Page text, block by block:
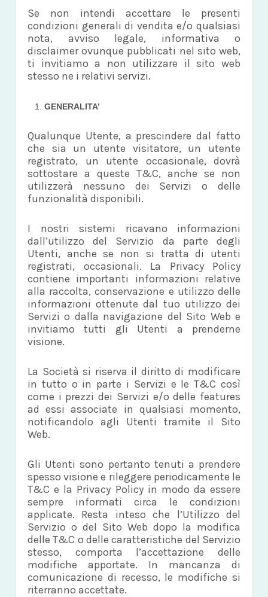
Se non intendi accettare le presenti
condizioni generali di vendita e/o qualsiasi
nota, avviso legale, informativa o
disclaimer ovunque pubblicati nel sito web,
ti invitiamo a non utilizzare il sito web
stesso ne i relativi servizi.
GENERALITA’
Qualunque Utente, a prescindere dal fatto
che sia un utente visitatore, un utente
registrato, un utente occasionale, dovrà
sottostare a queste T&C, anche se non
utilizzerà nessuno dei Servizi o delle
funzionalità disponibili.
I nostri sistemi ricavano informazioni
dall’utilizzo del Servizio da parte degli
Utenti, anche se non si tratta di utenti
registrati, occasionali. La Privacy Policy
contiene importanti informazioni relative
alla raccolta, conservazione e utilizzo delle
informazioni ottenute dal tuo utilizzo dei
Servizi o dalla navigazione del Sito Web e
invitiamo tutti gli Utenti a prenderne
visione.
La Società si riserva il diritto di modificare
in tutto o in parte i Servizi e le T&C così
come i prezzi dei Servizi e/o delle features
ad essi associate in qualsiasi momento,
notificandolo agli Utenti tramite il Sito
Web.
Gli Utenti sono pertanto tenuti a prendere
spesso visione e rileggere periodicamente le
T&C e la Privacy Policy in modo da essere
sempre informati circa le condizioni
applicate. Resta inteso che l’Utilizzo del
Servizio o del Sito Web dopo la modifica
delle T&C o delle caratteristiche del Servizio
stesso, comporta l’accettazione delle
modifiche apportate. In mancanza di
comunicazione di recesso, le modifiche si
riterranno accettate.